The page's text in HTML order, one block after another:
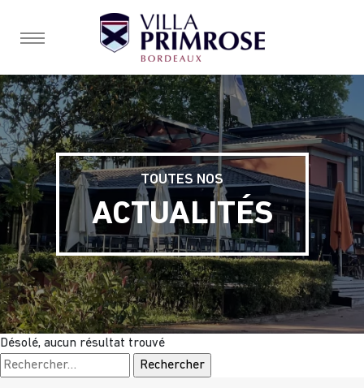
TOUTES NOS
ACTUALITÉS
Désolé, aucun résultat trouvé
Rechercher :